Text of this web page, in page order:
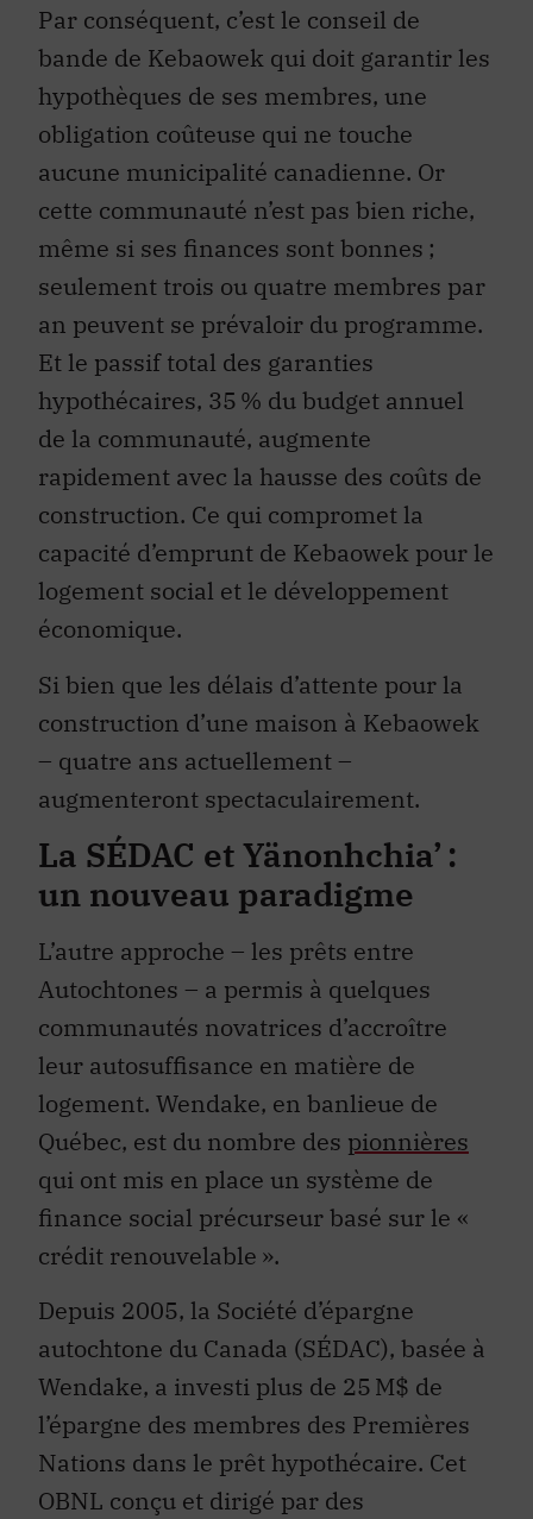
Par conséquent, c’est le conseil de
bande de Kebaowek qui doit garantir les
hypothèques de ses membres, une
obligation coûteuse qui ne touche
aucune municipalité canadienne. Or
cette communauté n’est pas bien riche,
même si ses finances sont bonnes ;
seulement trois ou quatre membres par
an peuvent se prévaloir du programme.
Et le passif total des garanties
hypothécaires, 35 % du budget annuel
de la communauté, augmente
rapidement avec la hausse des coûts de
construction. Ce qui compromet la
capacité d’emprunt de Kebaowek pour le
logement social et le développement
économique.
Si bien que les délais d’attente pour la
construction d’une maison à Kebaowek
– quatre ans actuellement –
augmenteront spectaculairement.
La SÉDAC et Yänonhchia’ :
un nouveau paradigme
L’autre approche – les prêts entre
Autochtones – a permis à quelques
communautés novatrices d’accroître
leur autosuffisance en matière de
logement. Wendake, en banlieue de
Québec, est du nombre des pionnières
qui ont mis en place un système de
finance social précurseur basé sur le «
crédit renouvelable ».
Depuis 2005, la Société d’épargne
autochtone du Canada (SÉDAC), basée à
Wendake, a investi plus de 25 M$ de
l’épargne des membres des Premières
Nations dans le prêt hypothécaire. Cet
OBNL conçu et dirigé par des